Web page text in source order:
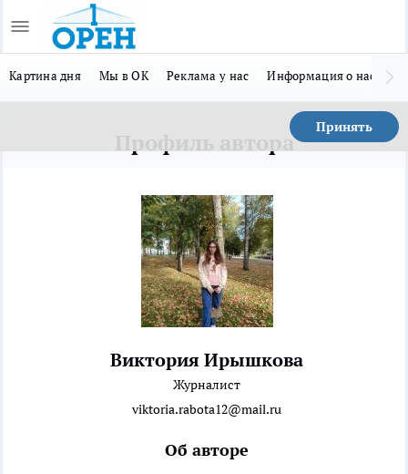
Картина дня Мы в ОК Реклама у нас Информация о нас
Принять
Профиль автора
Виктория Ирышкова
Журналист
viktoria.rabota12@mail.ru
Об авторе